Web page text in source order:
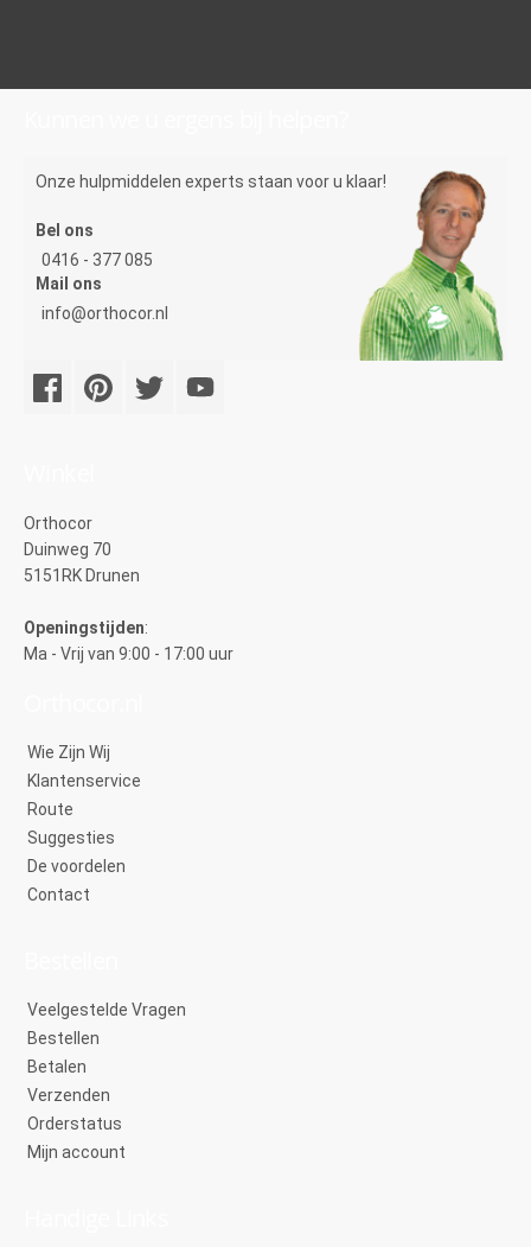
Onze hulpmiddelen experts staan voor u klaar!
Bel ons
0416 - 377 085
Mail ons
info@orthocor.nl
Orthocor
Duinweg 70
5151RK Drunen
Openingstijden:
Ma - Vrij van 9:00 - 17:00 uur
Wie Zijn Wij
Klantenservice
Route
Suggesties
De voordelen
Contact
Veelgestelde Vragen
Bestellen
Betalen
Verzenden
Orderstatus
Mijn account